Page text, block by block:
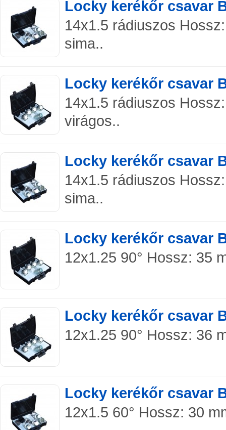
Locky kerékőr csavar
14x1.5 rádiuszos
sima..
Locky kerékőr csavar
14x1.5 rádiuszos
virágos..
Locky kerékőr csavar
14x1.5 rádiuszos
sima..
Locky kerékőr csavar
12x1.25 90° Hossz: 35
Locky kerékőr csavar
12x1.25 90° Hossz: 36
Locky kerékőr csavar
12x1.5 60° Hossz: 30